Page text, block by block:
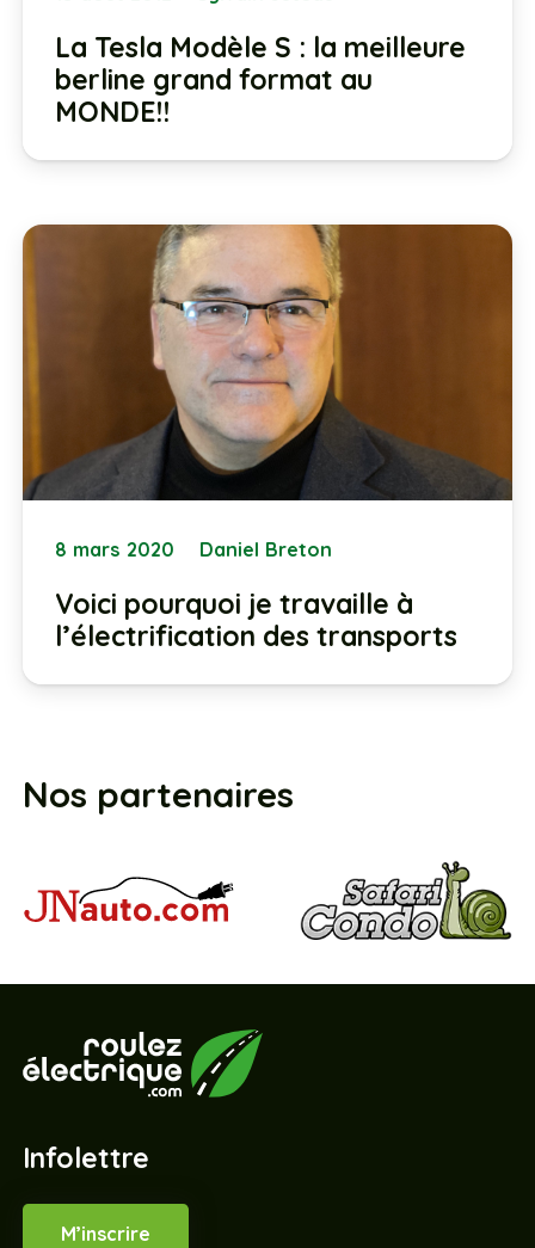
La Tesla Modèle S : la meilleure
berline grand format au
MONDE!!
8 mars 2020 Daniel Breton
Voici pourquoi je travaille à
l’électrification des transports
Nos partenaires
Infolettre
M’inscrire